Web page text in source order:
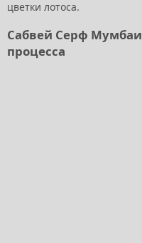
цветки лотоса.
Сабвей Серф Мумбаи
процесса